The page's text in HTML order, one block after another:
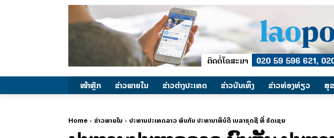
ໜ້າຫຼັກ ຂ່າວພາຍ​ໃນ ຂ່າວຕ່າງປະເທດ ​ຂ່າວບັນເທິງ ​ຂ່າວທ່ອງທ່ຽວ ສຸ
Home ຂ່າວພາຍ​ໃນ ປະທານປະເທດລາວ ພົບກັບ ປະທານາທິບໍດີ ເບລາຣຸດຊີ ທີ່ ຣັດເຊຍ